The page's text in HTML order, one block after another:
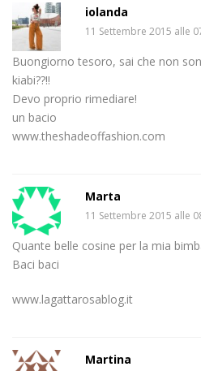
iolanda
11 Settembre 2015 alle
Buongiorno tesoro, sai che non
kiabi??!!
Devo proprio rimediare!
un bacio
www.theshadeoffashion.com
Marta
11 Settembre 2015 alle
Quante belle cosine per la mia
Baci baci
www.lagattarosablog.it
Martina